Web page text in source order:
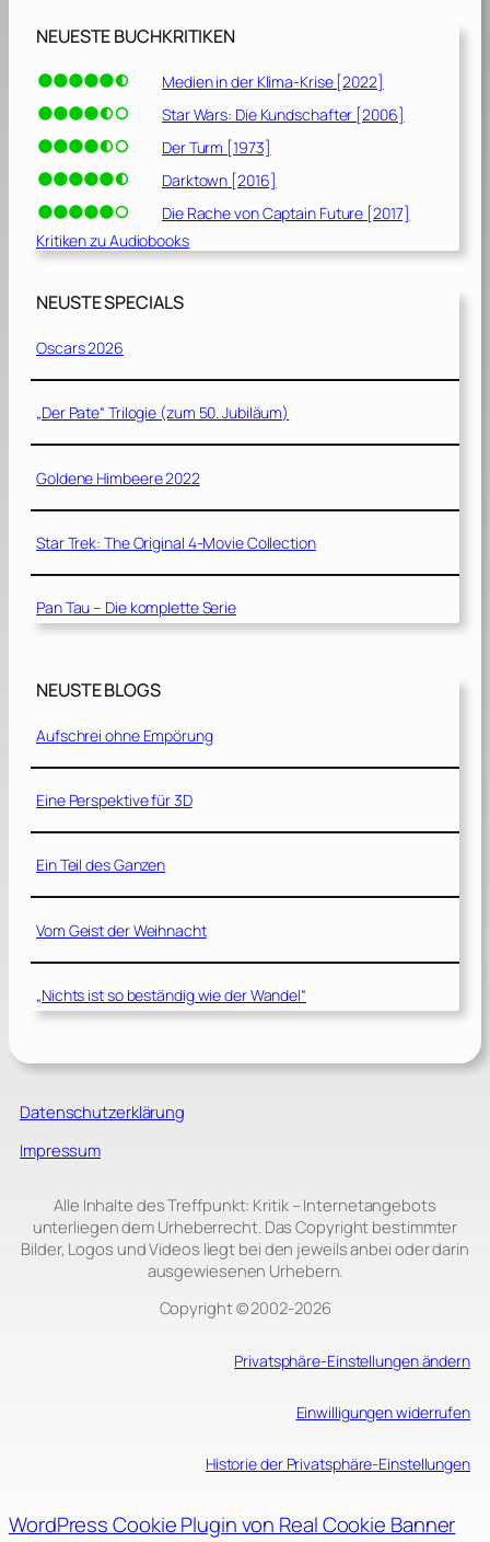
NEUESTE BUCHKRITIKEN
Medien in der Klima-Krise [2022]
Star Wars: Die Kundschafter [2006]
Der Turm [1973]
Darktown [2016]
Die Rache von Captain Future [2017]
Kritiken zu Audiobooks
NEUSTE SPECIALS
Oscars 2026
„Der Pate“ Trilogie (zum 50. Jubiläum)
Goldene Himbeere 2022
Star Trek: The Original 4-Movie Collection
Pan Tau – Die komplette Serie
NEUSTE BLOGS
Aufschrei ohne Empörung
Eine Perspektive für 3D
Ein Teil des Ganzen
Vom Geist der Weihnacht
„Nichts ist so beständig wie der Wandel“
Datenschutzerklärung
Impressum
Alle Inhalte des Treffpunkt: Kritik – Internetangebots
unterliegen dem Urheberrecht. Das Copyright bestimmter
Bilder, Logos und Videos liegt bei den jeweils anbei oder darin
ausgewiesenen Urhebern.
Copyright © 2002‑2026
Privatsphäre-Einstellungen ändern
Einwilligungen widerrufen
Historie der Privatsphäre-Einstellungen
WordPress Cookie Plugin von Real Cookie Banner